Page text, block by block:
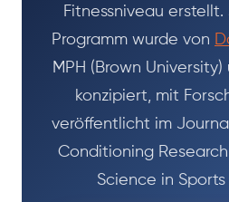
Fitnessniveau
Programm wurde von
MPH (Brown University)
konzipiert, mit
veröffentlicht im
Conditioning
Science in Sports